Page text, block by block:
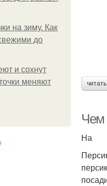
на зиму. Как
до
и сохнут
меняют
Чем
На